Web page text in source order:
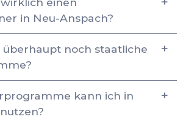
in Neu-Anspach?
überhaupt noch staatliche
kann ich in